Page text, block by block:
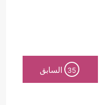
35 السابق